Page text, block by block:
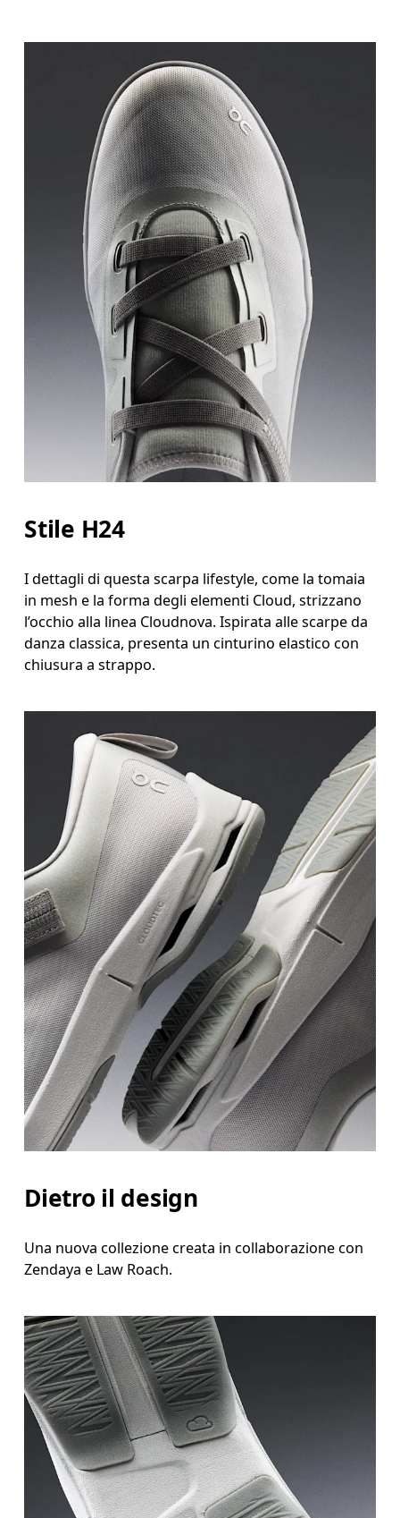
Stile H24
I dettagli di questa scarpa lifestyle, come la tomaia
in mesh e la forma degli elementi Cloud, strizzano
l’occhio alla linea Cloudnova. Ispirata alle scarpe da
danza classica, presenta un cinturino elastico con
chiusura a strappo.
Dietro il design
Una nuova collezione creata in collaborazione con
Zendaya e Law Roach.